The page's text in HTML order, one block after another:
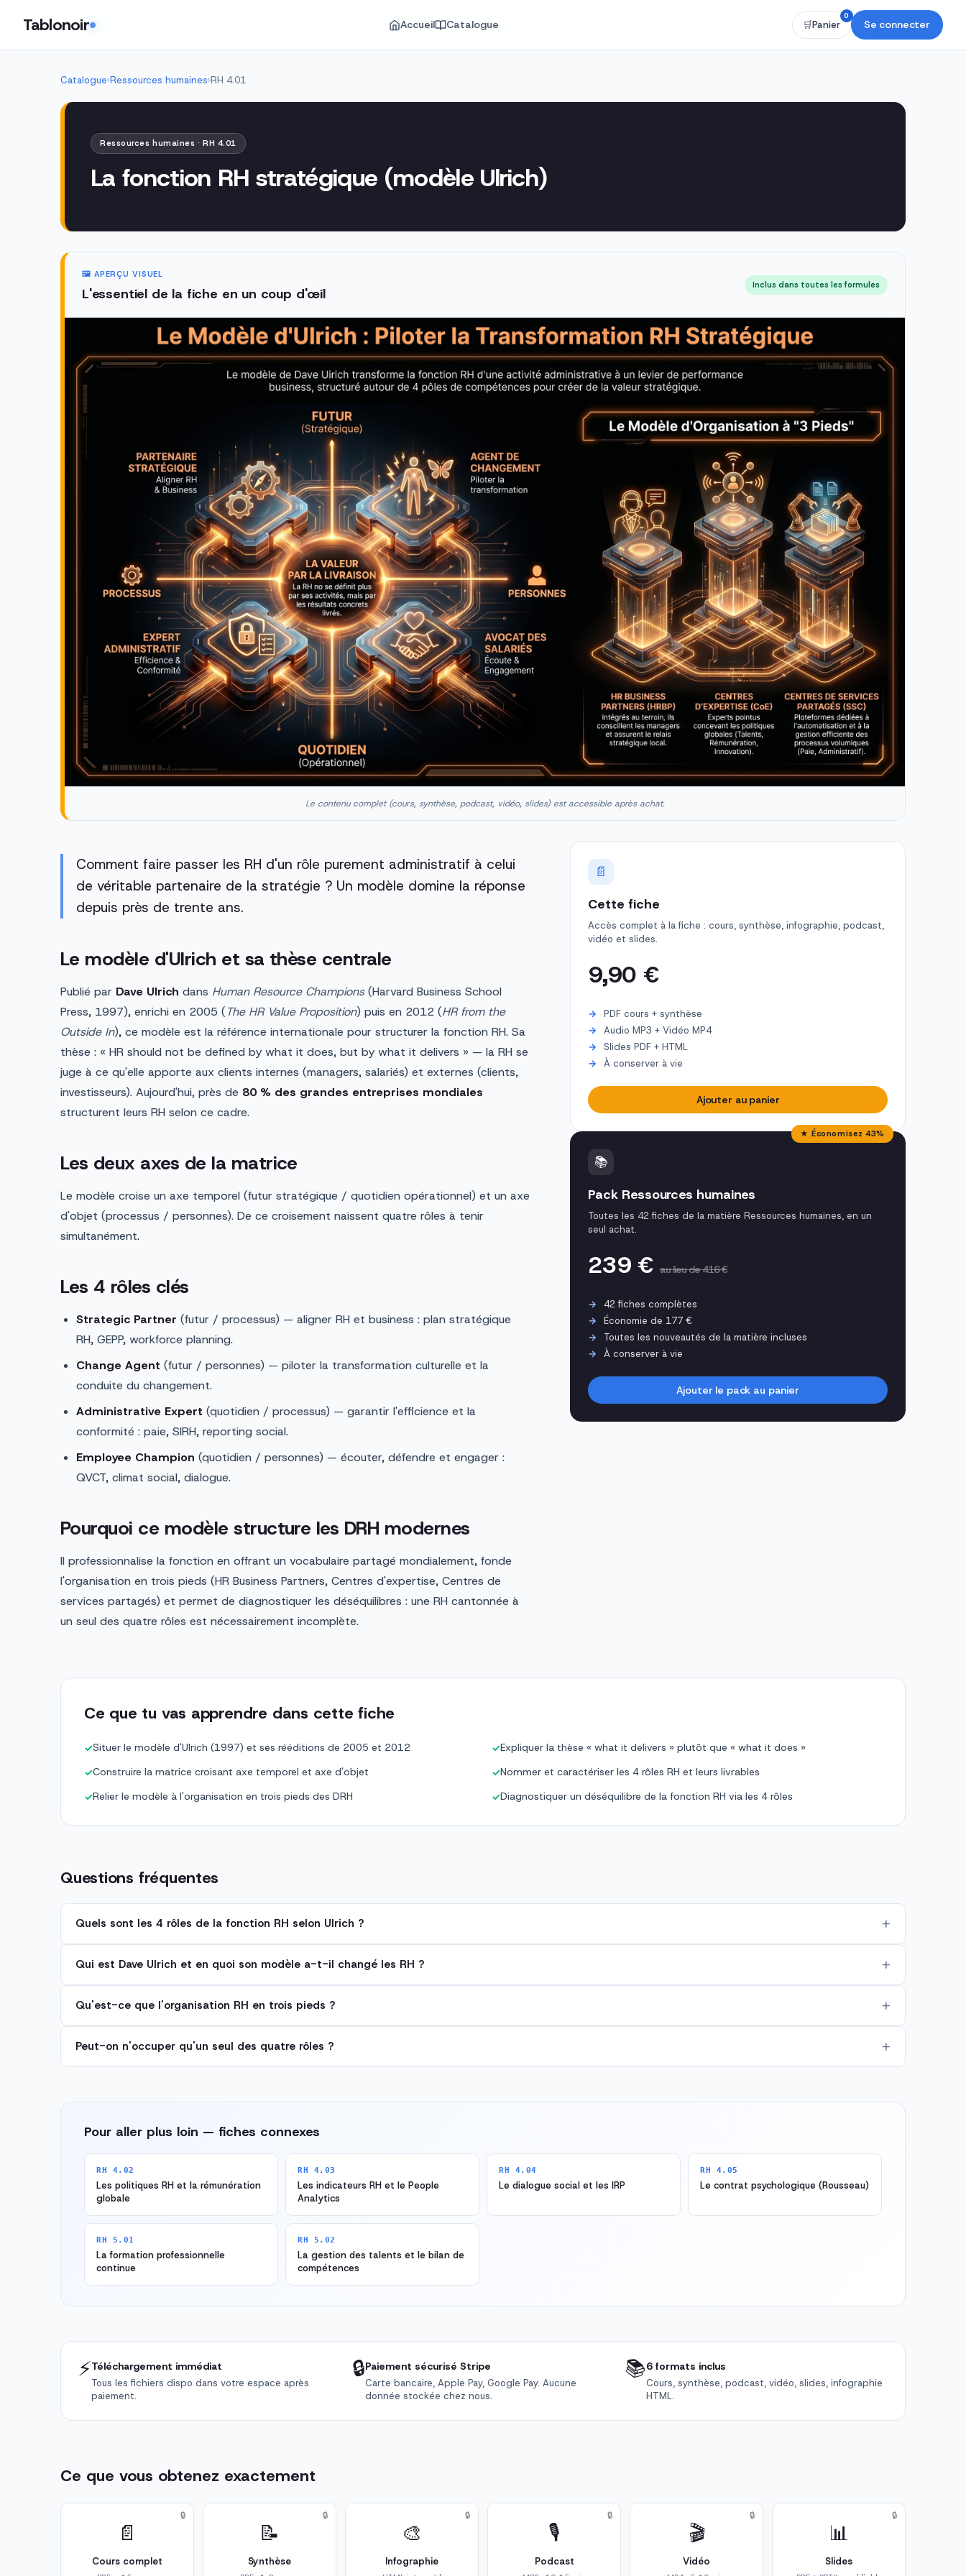
Tablonoir Accueil Catalogue 🛒Panier
0
Se connecter
Catalogue›Ressources humaines›RH 4.01
Ressources humaines · RH 4.01
La fonction RH stratégique (modèle Ulrich)
🖼️ APERÇU VISUEL
L'essentiel de la fiche en un coup d'œil
Inclus dans toutes les formules
Le contenu complet (cours, synthèse, podcast, vidéo, slides) est accessible après achat.
Comment faire passer les RH d'un rôle purement administratif à celui
de véritable partenaire de la stratégie ? Un modèle domine la réponse
depuis près de trente ans.
Le modèle d'Ulrich et sa thèse centrale
Publié par Dave Ulrich dans Human Resource Champions(Harvard Business School
Press, 1997), enrichi en 2005 (The HR Value Proposition) puis en 2012 (HR from the
Outside In), ce modèle est la référence internationale pour structurer la fonction RH. Sa
thèse : « HR should not be defined by what it does, but by what it delivers » — la RH se
juge à ce qu'elle apporte aux clients internes (managers, salariés) et externes (clients,
investisseurs). Aujourd'hui, près de 80 % des grandes entreprises mondiales
structurent leurs RH selon ce cadre.
Les deux axes de la matrice
Le modèle croise un axe temporel (futur stratégique / quotidien opérationnel) et un axe
d'objet (processus / personnes). De ce croisement naissent quatre rôles à tenir
simultanément.
Les 4 rôles clés
Strategic Partner (futur / processus) — aligner RH et business : plan stratégique
RH, GEPP, workforce planning.
Change Agent (futur / personnes) — piloter la transformation culturelle et la
conduite du changement.
Administrative Expert (quotidien / processus) — garantir l'efficience et la
conformité : paie, SIRH, reporting social.
Employee Champion (quotidien / personnes) — écouter, défendre et engager :
QVCT, climat social, dialogue.
Pourquoi ce modèle structure les DRH modernes
Il professionnalise la fonction en offrant un vocabulaire partagé mondialement, fonde
l'organisation en trois pieds (HR Business Partners, Centres d'expertise, Centres de
services partagés) et permet de diagnostiquer les déséquilibres : une RH cantonnée à
un seul des quatre rôles est nécessairement incomplète.
📄
Cette fiche
Accès complet à la fiche : cours, synthèse, infographie, podcast,
vidéo et slides.
9,90 €
PDF cours + synthèse
Audio MP3 + Vidéo MP4
Slides PDF + HTML
À conserver à vie
Ajouter au panier
★ Économisez 43%
📚
Pack Ressources humaines
Toutes les 42 fiches de la matière Ressources humaines, en un
seul achat.
239 €au lieu de 416 €
42 fiches complètes
Économie de 177 €
Toutes les nouveautés de la matière incluses
À conserver à vie
Ajouter le pack au panier
Ce que tu vas apprendre dans cette fiche
✓Situer le modèle d'Ulrich (1997) et ses rééditions de 2005 et 2012 ✓Expliquer la thèse « what it delivers » plutôt que « what it does »
✓Construire la matrice croisant axe temporel et axe d'objet ✓Nommer et caractériser les 4 rôles RH et leurs livrables
✓Relier le modèle à l'organisation en trois pieds des DRH ✓Diagnostiquer un déséquilibre de la fonction RH via les 4 rôles
Questions fréquentes
Quels sont les 4 rôles de la fonction RH selon Ulrich ?
Qui est Dave Ulrich et en quoi son modèle a-t-il changé les RH ?
Qu'est-ce que l'organisation RH en trois pieds ?
Peut-on n'occuper qu'un seul des quatre rôles ?
Pour aller plus loin — fiches connexes
RH 4.02
Les politiques RH et la rémunération
globale
RH 4.03
Les indicateurs RH et le People
Analytics
RH 4.04
Le dialogue social et les IRP
RH 4.05
Le contrat psychologique (Rousseau)
RH 5.01
La formation professionnelle
continue
RH 5.02
La gestion des talents et le bilan de
compétences
⚡Téléchargement immédiat
Tous les fichiers dispo dans votre espace après
paiement.
🔒Paiement sécurisé Stripe
Carte bancaire, Apple Pay, Google Pay. Aucune
donnée stockée chez nous.
📚6 formats inclus
Cours, synthèse, podcast, vidéo, slides, infographie
HTML.
Ce que vous obtenez exactement
📄
Cours complet
🔒
📝
Synthèse
🔒
🎨
Infographie
🔒
🎙️
Podcast
🔒
🎬
Vidéo
🔒
📊
Slides
🔒